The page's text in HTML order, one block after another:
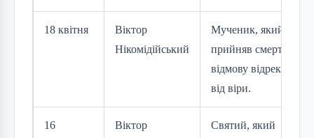
18 квітня
Віктор
Нікомідійський
Мученик, який
прийняв смерть за
відмову відректися
від віри.
16
Віктор
Святий, який